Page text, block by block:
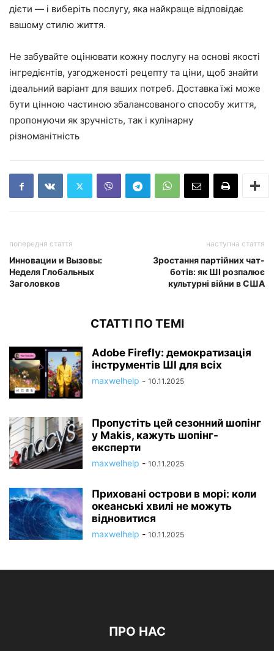
дієти — і виберіть послугу, яка найкраще відповідає
вашому стилю життя.
Не забувайте оцінювати кожну послугу на основі якості
інгредієнтів, узгодженості рецепту та ціни, щоб знайти
ідеальний варіант для ваших потреб. Доставка їжі може
бути цінною частиною збалансованого способу життя,
пропонуючи як зручність, так і кулінарну
різноманітність
попередня стаття
Инновации и Вызовы:
Неделя Глобальных
Заголовков
наступна стаття
Зростання партійних чат-
ботів: як ШІ розпалює
культурні війни в США
СТАТТІ ПО ТЕМІ
Adobe Firefly: демократизація
інструментів ШІ для всіх
maxwelhelp - 10.11.2025
Пропустіть цей сезонний шопінг
у Makis, кажуть шопінг-
експерти
maxwelhelp - 10.11.2025
Приховані острови в морі: коли
океанські хвилі не можуть
відновитися
maxwelhelp - 10.11.2025
ПРО НАС